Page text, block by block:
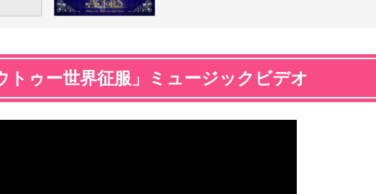
トゥー世界征服」ミュージックビデオ